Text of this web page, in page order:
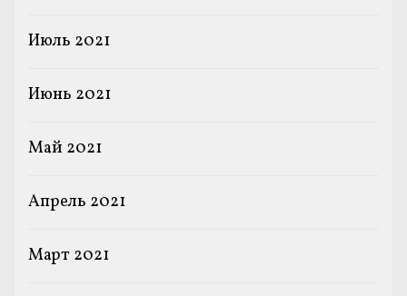
Июль 2021
Июнь 2021
Май 2021
Апрель 2021
Март 2021